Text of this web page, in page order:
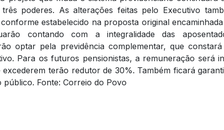
poderes. As alterações feitas pelo Executivo
estabelecido na proposta original
contando com a integralidade das
optar pela previdência complementar, que
Para os futuros pensionistas, a remuneração será
excederem terão redutor de 30%. Também ficará
público. Fonte: Correio do Povo